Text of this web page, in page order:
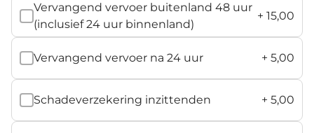
Vervangend vervoer buitenland 48 uur
(inclusief 24 uur binnenland)
+ 15,00
Vervangend vervoer na 24 uur + 5,00
Schadeverzekering inzittenden + 5,00